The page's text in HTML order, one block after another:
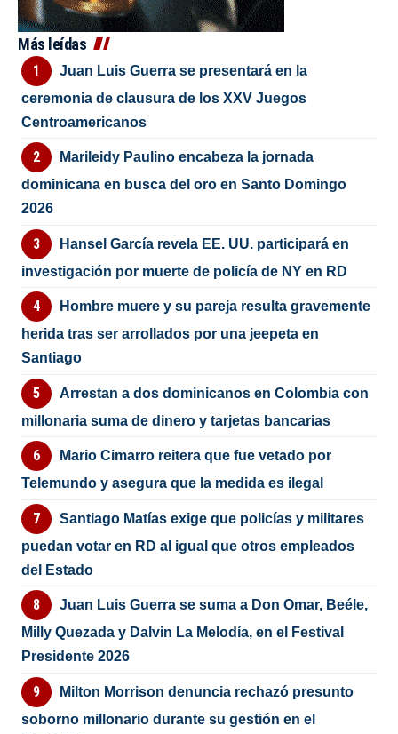
Más leídas
Juan Luis Guerra se presentará en la
ceremonia de clausura de los XXV Juegos
Centroamericanos
Marileidy Paulino encabeza la jornada
dominicana en busca del oro en Santo Domingo
2026
Hansel García revela EE. UU. participará en
investigación por muerte de policía de NY en RD
Hombre muere y su pareja resulta gravemente
herida tras ser arrollados por una jeepeta en
Santiago
Arrestan a dos dominicanos en Colombia con
millonaria suma de dinero y tarjetas bancarias
Mario Cimarro reitera que fue vetado por
Telemundo y asegura que la medida es ilegal
Santiago Matías exige que policías y militares
puedan votar en RD al igual que otros empleados
del Estado
Juan Luis Guerra se suma a Don Omar, Beéle,
Milly Quezada y Dalvin La Melodía, en el Festival
Presidente 2026
Milton Morrison denuncia rechazó presunto
soborno millonario durante su gestión en el